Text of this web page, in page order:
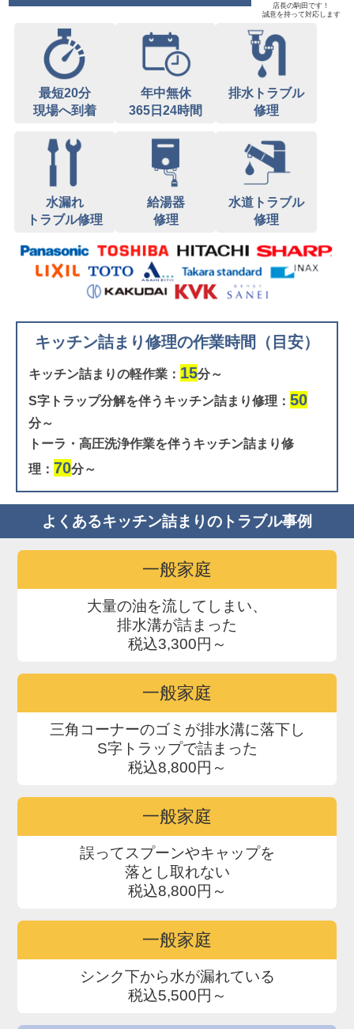
店長の駒田です！
誠意を持って対応します
最短20分
現場へ到着
年中無休
365日24時間
排水トラブル
修理
水漏れ
トラブル修理
給湯器
修理
水道トラブル
修理
キッチン詰まり修理の作業時間（目安）
キッチン詰まりの軽作業： 15分～
S字トラップ分解を伴うキッチン詰まり修理： 50
分～
トーラ・高圧洗浄作業を伴うキッチン詰まり修
理： 70分～
よくあるキッチン詰まりのトラブル事例
一般家庭
大量の油を流してしまい、
排水溝が詰まった
税込3,300円～
一般家庭
三角コーナーのゴミが排水溝に落下し
S字トラップで詰まった
税込8,800円～
一般家庭
誤ってスプーンやキャップを
落とし取れない
税込8,800円～
一般家庭
シンク下から水が漏れている
税込5,500円～